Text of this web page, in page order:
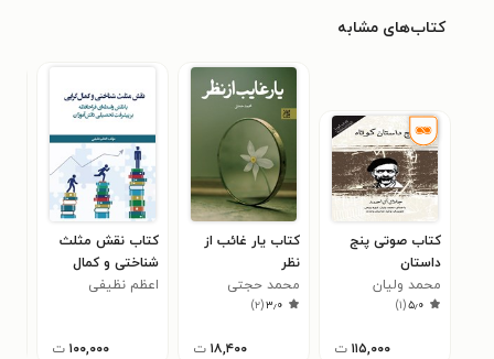
کتاب‌های مشابه
کتاب صوتی پنج
داستان
محمد ولیان
۵٫۰(۱)
۱۱۵,۰۰۰ ت
کتاب یار غائب از
نظر
محمد حجتی
(پریشان)
۳٫۰(۲)
۱۸,۴۰۰ ت
کتاب نقش مثلث
شناختی و کمال
گرایی
اعظم نظیفی
۱۰۰,۰۰۰ ت